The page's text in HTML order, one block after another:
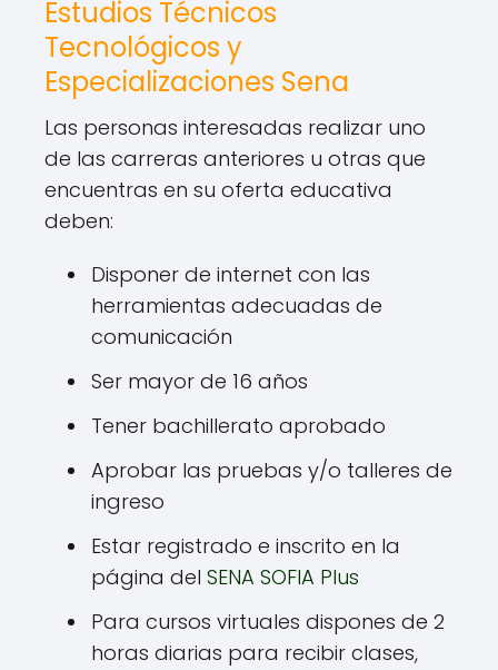
Estudios Técnicos
Tecnológicos y
Especializaciones Sena
Las personas interesadas realizar uno
de las carreras anteriores u otras que
encuentras en su oferta educativa
deben:
Disponer de internet con las
herramientas adecuadas de
comunicación
Ser mayor de 16 años
Tener bachillerato aprobado
Aprobar las pruebas y/o talleres de
ingreso
Estar registrado e inscrito en la
página del SENA SOFIA Plus
Para cursos virtuales dispones de 2
horas diarias para recibir clases,